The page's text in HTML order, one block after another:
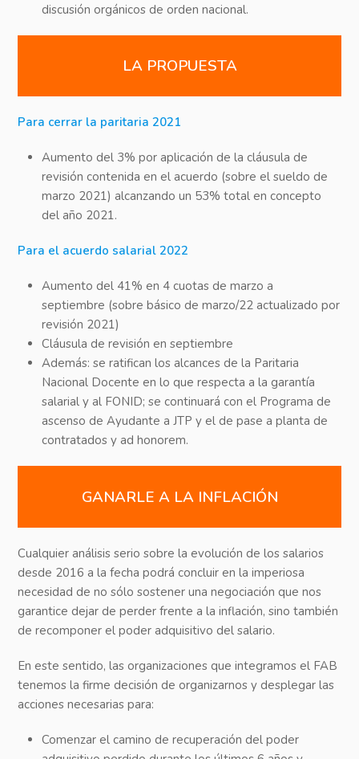
discusión orgánicos de orden nacional.
LA PROPUESTA
Para cerrar la paritaria 2021
Aumento del 3% por aplicación de la cláusula de
revisión contenida en el acuerdo (sobre el sueldo de
marzo 2021) alcanzando un 53% total en concepto
del año 2021.
Para el acuerdo salarial 2022
Aumento del 41% en 4 cuotas de marzo a
septiembre (sobre básico de marzo/22 actualizado por
revisión 2021)
Cláusula de revisión en septiembre
Además: se ratifican los alcances de la Paritaria
Nacional Docente en lo que respecta a la garantía
salarial y al FONID; se continuará con el Programa de
ascenso de Ayudante a JTP y el de pase a planta de
contratados y ad honorem.
GANARLE A LA INFLACIÓN
Cualquier análisis serio sobre la evolución de los salarios
desde 2016 a la fecha podrá concluir en la imperiosa
necesidad de no sólo sostener una negociación que nos
garantice dejar de perder frente a la inflación, sino también
de recomponer el poder adquisitivo del salario.
En este sentido, las organizaciones que integramos el FAB
tenemos la firme decisión de organizarnos y desplegar las
acciones necesarias para:
Comenzar el camino de recuperación del poder